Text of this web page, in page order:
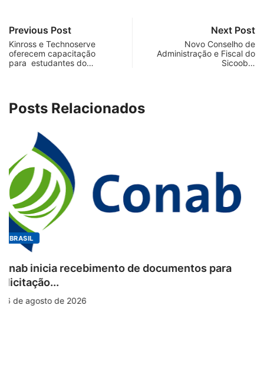
Previous Post
Kinross e Technoserve
oferecem capacitação
para estudantes do…
Next Post
Novo Conselho de
Administração e Fiscal do
Sicoob…
Posts Relacionados
BRASIL
Workshop internacional debate futuro da
piscicultura com...